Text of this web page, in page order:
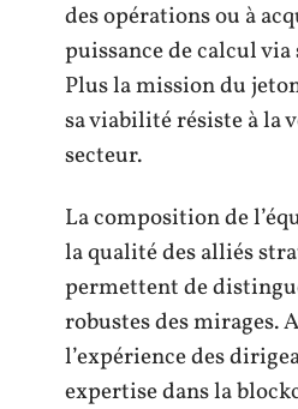
des opérations ou à
puissance de calcul
Plus la mission du
sa viabilité résiste à la
secteur.
La composition de
la qualité des alliés
permettent de
robustes des mirages.
l’expérience des
expertise dans la